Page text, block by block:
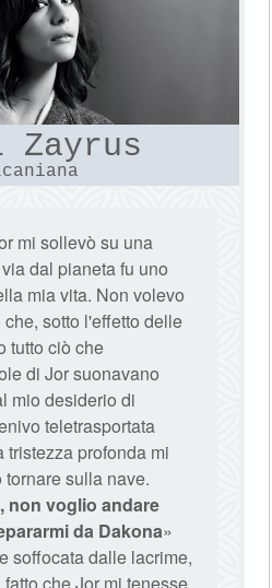
Zayrus
mi sollevò su una
dal pianeta fu uno
mia vita. Non volevo
sotto l'effetto delle
tutto ciò che
di Jor suonavano
mio desiderio di
teletrasportata
profonda mi
sulla nave.
non voglio andare
da Dakona»
soffocata dalle lacrime,
che Jor mi tenesse